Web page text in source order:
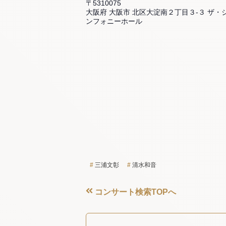
〒5310075
大阪府 大阪市 北区大淀南２丁目３-３ ザ・
ンフォニーホール
三浦文彰 清水和音
コンサート検索TOPへ